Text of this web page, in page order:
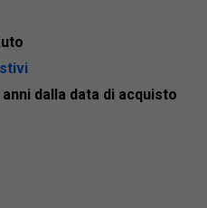
anni dalla data di acquisto